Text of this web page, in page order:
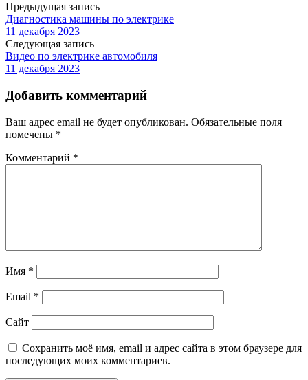
Предыдущая запись
Диагностика машины по электрике
11 декабря 2023
Следующая запись
Видео по электрике автомобиля
11 декабря 2023
Добавить комментарий
Ваш адрес email не будет опубликован. Обязательные поля
помечены *
Комментарий *
Имя *
Email *
Сайт
Сохранить моё имя, email и адрес сайта в этом браузере для
последующих моих комментариев.